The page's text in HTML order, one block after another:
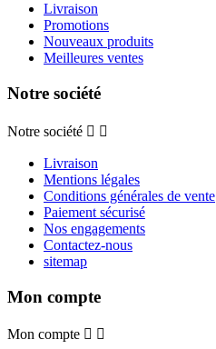
Livraison
Promotions
Nouveaux produits
Meilleures ventes
Notre société
Notre société  
Livraison
Mentions légales
Conditions générales de vente
Paiement sécurisé
Nos engagements
Contactez-nous
sitemap
Mon compte
Mon compte  